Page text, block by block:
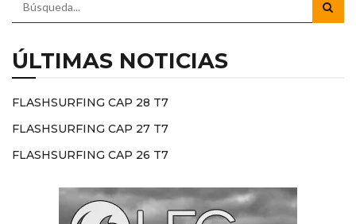
ÚLTIMAS NOTICIAS
FLASHSURFING CAP 28 T7
FLASHSURFING CAP 27 T7
FLASHSURFING CAP 26 T7